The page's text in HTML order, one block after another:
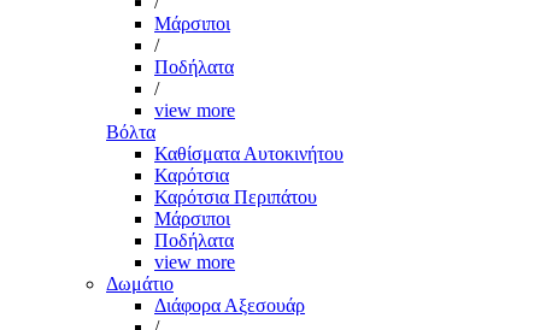
Μάρσιποι
/
Ποδήλατα
/
view more
Βόλτα
Καθίσματα Αυτοκινήτου
Καρότσια
Καρότσια Περιπάτου
Μάρσιποι
Ποδήλατα
view more
Δωμάτιο
Διάφορα Αξεσουάρ